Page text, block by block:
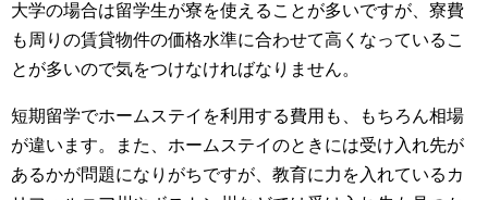
大学の場合は留学生が寮を使えることが多いですが、寮費
も周りの賃貸物件の価格水準に合わせて高くなっているこ
とが多いので気をつけなければなりません。
短期留学でホームステイを利用する費用も、もちろん相場
が違います。また、ホームステイのときには受け入れ先が
あるかが問題になりがちですが、教育に力を入れているカ